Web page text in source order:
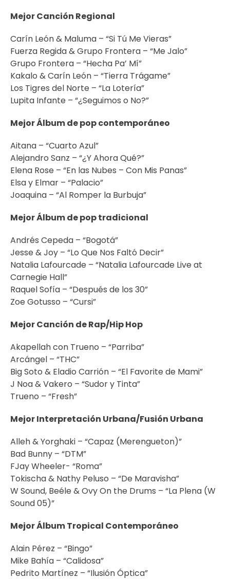
Mejor Canción Regional
Carín León & Maluma – “Si Tú Me Vieras”
Fuerza Regida & Grupo Frontera – “Me Jalo”
Grupo Frontera – “Hecha Pa’ Mí”
Kakalo & Carín León – “Tierra Trágame”
Los Tigres del Norte – “La Lotería”
Lupita Infante – “¿Seguimos o No?”
Mejor Álbum de pop contemporáneo
Aitana – “Cuarto Azul”
Alejandro Sanz – “¿Y Ahora Qué?”
Elena Rose – “En las Nubes – Con Mis Panas”
Elsa y Elmar – “Palacio”
Joaquina – “Al Romper la Burbuja”
Mejor Álbum de pop tradicional
Andrés Cepeda – “Bogotá”
Jesse & Joy – “Lo Que Nos Faltó Decir”
Natalia Lafourcade – “Natalia Lafourcade Live at
Carnegie Hall”
Raquel Sofía – “Después de los 30”
Zoe Gotusso – “Cursi”
Mejor Canción de Rap/Hip Hop
Akapellah con Trueno – “Parriba”
Arcángel – “THC”
Big Soto & Eladio Carrión – “El Favorite de Mami”
J Noa & Vakero – “Sudor y Tinta”
Trueno – “Fresh”
Mejor Interpretación Urbana/Fusión Urbana
Alleh & Yorghaki – “Capaz (Merengueton)”
Bad Bunny – “DTM”
FJay Wheeler- “Roma”
Tokischa & Nathy Peluso – “De Maravisha”
W Sound, Beéle & Ovy On the Drums – “La Plena (W
Sound 05)”
Mejor Álbum Tropical Contemporáneo
Alain Pérez – “Bingo”
Mike Bahía – “Calidosa”
Pedrito Martínez – “Ilusión Óptica”